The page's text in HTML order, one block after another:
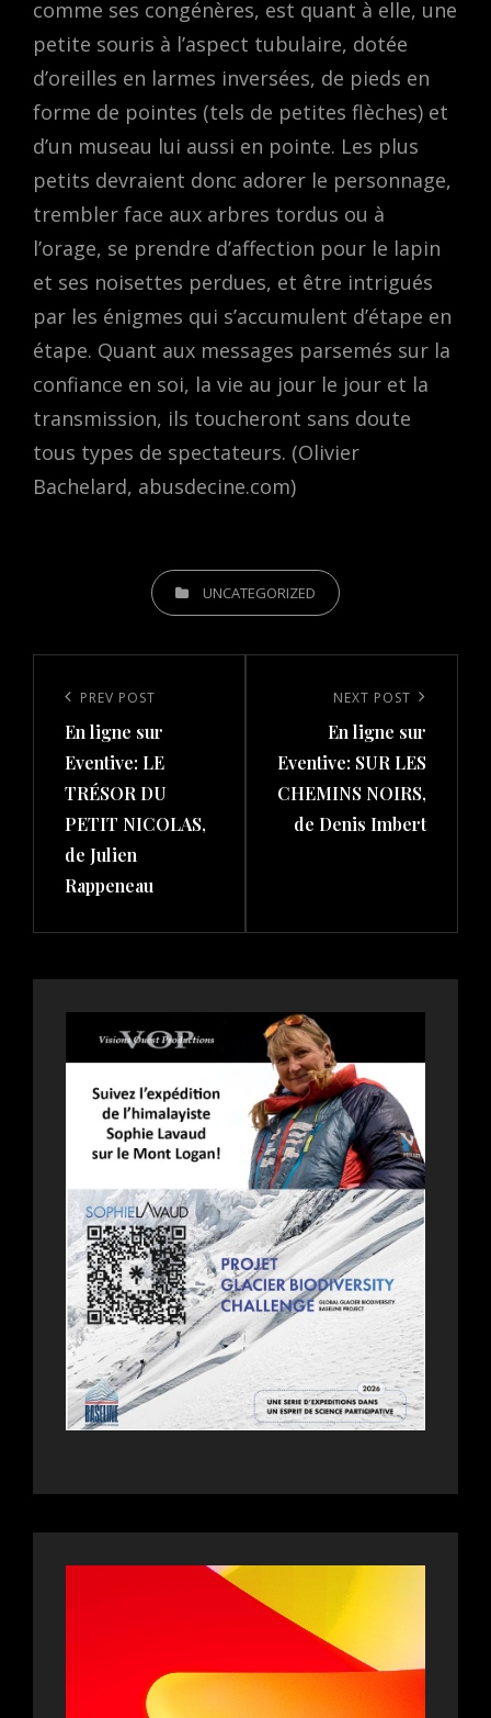
comme ses congénères, est quant à elle, une
petite souris à l’aspect tubulaire, dotée
d’oreilles en larmes inversées, de pieds en
forme de pointes (tels de petites flèches) et
d’un museau lui aussi en pointe. Les plus
petits devraient donc adorer le personnage,
trembler face aux arbres tordus ou à
l’orage, se prendre d’affection pour le lapin
et ses noisettes perdues, et être intrigués
par les énigmes qui s’accumulent d’étape en
étape. Quant aux messages parsemés sur la
confiance en soi, la vie au jour le jour et la
transmission, ils toucheront sans doute
tous types de spectateurs. (Olivier
Bachelard, abusdecine.com)
CATEGORIESUNCATEGORIZED
navigation
Previous
Post
PREV POST
En ligne sur
Eventive: LE
TRÉSOR DU
PETIT NICOLAS,
de Julien
Rappeneau
NEXT POST
En ligne sur
Eventive: SUR LES
CHEMINS NOIRS,
de Denis Imbert